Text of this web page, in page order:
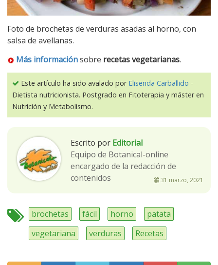
Foto de brochetas de verduras asadas al horno, con
salsa de avellanas.
Más informaciónsobre recetas vegetarianas.
Este artículo ha sido avalado por Elisenda Carballido -
Dietista nutricionista. Postgrado en Fitoterapia y máster en
Nutrición y Metabolismo.
Escrito por Editorial
Equipo de Botanical-online
encargado de la redacción de
contenidos
31 marzo, 2021
brochetas fácil horno
patata
vegetariana
verduras Recetas